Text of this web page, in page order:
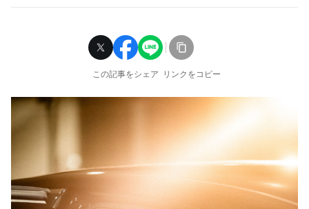
この記事をシェア リンクをコピー